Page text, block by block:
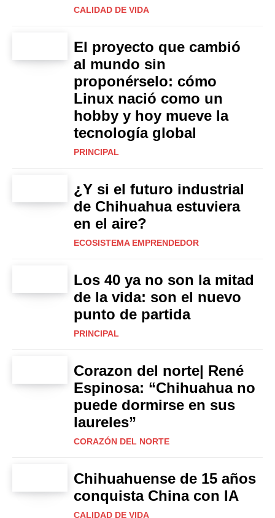
CALIDAD DE VIDA
El proyecto que cambió
al mundo sin
proponérselo: cómo
Linux nació como un
hobby y hoy mueve la
tecnología global
PRINCIPAL
¿Y si el futuro industrial
de Chihuahua estuviera
en el aire?
ECOSISTEMA EMPRENDEDOR
Los 40 ya no son la mitad
de la vida: son el nuevo
punto de partida
PRINCIPAL
Corazon del norte| René
Espinosa: “Chihuahua no
puede dormirse en sus
laureles”
CORAZÓN DEL NORTE
Chihuahuense de 15 años
conquista China con IA
CALIDAD DE VIDA